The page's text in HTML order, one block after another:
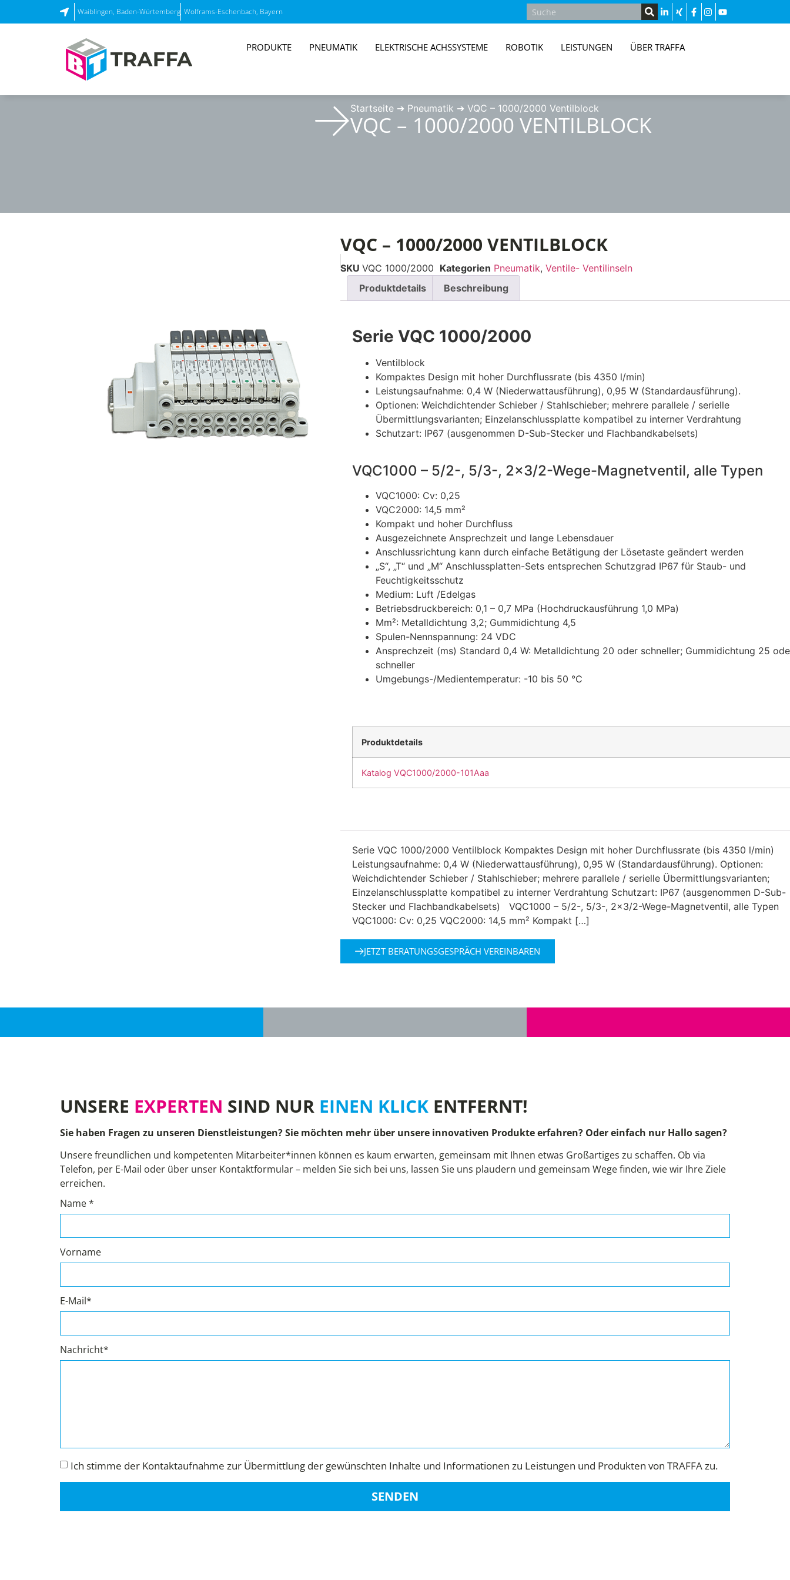
Waiblingen, Baden-Würtemberg Wolframs-Eschenbach, Bayern
PRODUKTE PNEUMATIK ELEKTRISCHE ACHSSYSTEME ROBOTIK LEISTUNGEN ÜBER TRAFFA
Startseite➔ Pneumatik ➔ VQC – 1000/2000 Ventilblock
VQC – 1000/2000 VENTILBLOCK
VQC – 1000/2000 VENTILBLOCK
SKUVQC 1000/2000 Kategorien Pneumatik,Ventile- Ventilinseln
Produktdetails
Beschreibung
Serie VQC 1000/2000
Ventilblock
Kompaktes Design mit hoher Durchflussrate (bis 4350 l/min)
Leistungsaufnahme: 0,4 W (Niederwattausführung), 0,95 W (Standardausführung).
Optionen: Weichdichtender Schieber / Stahlschieber; mehrere parallele / serielle
Übermittlungsvarianten; Einzelanschlussplatte kompatibel zu interner Verdrahtung
Schutzart: IP67 (ausgenommen D-Sub-Stecker und Flachbandkabelsets)
VQC1000 – 5/2-, 5/3-, 2×3/2-Wege-Magnetventil, alle Typen
VQC1000: Cv: 0,25
VQC2000: 14,5 mm²
Kompakt und hoher Durchfluss
Ausgezeichnete Ansprechzeit und lange Lebensdauer
Anschlussrichtung kann durch einfache Betätigung der Lösetaste geändert werden
„S“, „T“ und „M“ Anschlussplatten-Sets entsprechen Schutzgrad IP67 für Staub- und
Feuchtigkeitsschutz
Medium: Luft /Edelgas
Betriebsdruckbereich: 0,1 – 0,7 MPa (Hochdruckausführung 1,0 MPa)
Mm²: Metalldichtung 3,2; Gummidichtung 4,5
Spulen-Nennspannung: 24 VDC
Ansprechzeit (ms) Standard 0,4 W: Metalldichtung 20 oder schneller; Gummidichtung 25
schneller
Umgebungs-/Medientemperatur: -10 bis 50 °C
Produktdetails
Katalog VQC1000/2000-101Aaa
Serie VQC 1000/2000 Ventilblock Kompaktes Design mit hoher Durchflussrate (bis 4350 l/min)
Leistungsaufnahme: 0,4 W (Niederwattausführung), 0,95 W (Standardausführung). Optionen:
Weichdichtender Schieber / Stahlschieber; mehrere parallele / serielle Übermittlungsvarianten;
Einzelanschlussplatte kompatibel zu interner Verdrahtung Schutzart: IP67 (ausgenommen D-Sub-
Stecker und Flachbandkabelsets) VQC1000 – 5/2-, 5/3-, 2×3/2-Wege-Magnetventil, alle Typen
VQC1000: Cv: 0,25 VQC2000: 14,5 mm² Kompakt […]
JETZT BERATUNGSGESPRÄCH VEREINBAREN
UNSERE EXPERTEN SIND NUR EINEN KLICK ENTFERNT!
Sie haben Fragen zu unseren Dienstleistungen? Sie möchten mehr über unsere innovativen Produkte erfahren? Oder einfach nur Hallo sagen?
Unsere freundlichen und kompetenten Mitarbeiter*innen können es kaum erwarten, gemeinsam mit Ihnen etwas Großartiges zu schaffen. Ob via
Telefon, per E-Mail oder über unser Kontaktformular – melden Sie sich bei uns, lassen Sie uns plaudern und gemeinsam Wege finden, wie wir Ihre Ziele
erreichen.
Name *
Vorname
E-Mail*
Nachricht*
Ich stimme der Kontaktaufnahme zur Übermittlung der gewünschten Inhalte und Informationen zu Leistungen und Produkten von TRAFFA zu.
SENDEN